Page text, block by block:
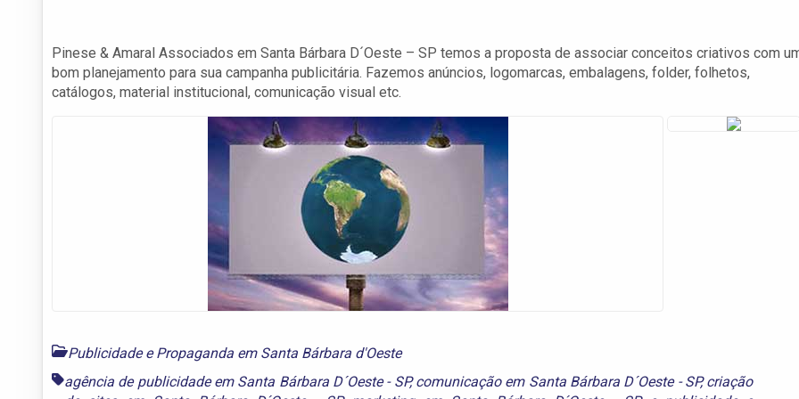
Pinese & Amaral Associados em Santa Bárbara D´Oeste – SP temos a proposta de associar conceitos criativos com
bom planejamento para sua campanha publicitária. Fazemos anúncios, logomarcas, embalagens, folder, folhetos,
catálogos, material institucional, comunicação visual etc.
Publicidade e Propaganda em Santa Bárbara d'Oeste
agência de publicidade em Santa Bárbara D´Oeste - SP,comunicação em Santa Bárbara D´Oeste - SP,criação